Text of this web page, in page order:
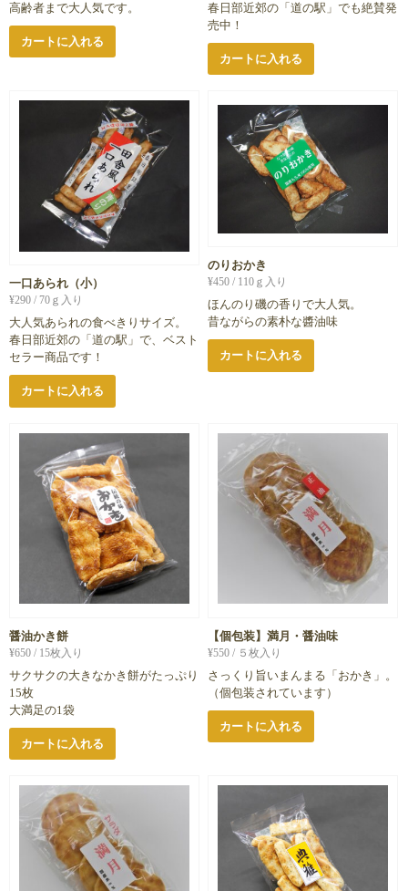
高齢者まで大人気です。
カートに入れる
春日部近郊の「道の駅」でも絶賛発
売中！
カートに入れる
一口あられ（小）
¥290 / 70ｇ入り
大人気あられの食べきりサイズ。
春日部近郊の「道の駅」で、ベスト
セラー商品です！
カートに入れる
のりおかき
¥450 / 110ｇ入り
ほんのり磯の香りで大人気。
昔ながらの素朴な醬油味
カートに入れる
醤油かき餅
¥650 / 15枚入り
サクサクの大きなかき餅がたっぷり
15枚
大満足の1袋
カートに入れる
【個包装】満月・醤油味
¥550 / ５枚入り
さっくり旨いまんまる「おかき」。
（個包装されています）
カートに入れる